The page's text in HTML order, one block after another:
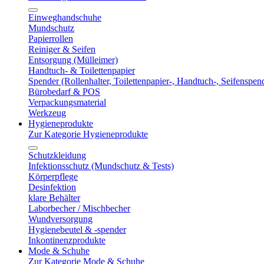
Einweghandschuhe
Mundschutz
Papierrollen
Reiniger & Seifen
Entsorgung (Mülleimer)
Handtuch- & Toilettenpapier
Spender (Rollenhalter, Toilettenpapier-, Handtuch-,
Bürobedarf & POS
Verpackungsmaterial
Werkzeug
Hygieneprodukte
Zur Kategorie Hygieneprodukte
Schutzkleidung
Infektionsschutz (Mundschutz & Tests)
Körperpflege
Desinfektion
klare Behälter
Laborbecher / Mischbecher
Wundversorgung
Hygienebeutel & -spender
Inkontinenzprodukte
Mode & Schuhe
Zur Kategorie Mode & Schuhe